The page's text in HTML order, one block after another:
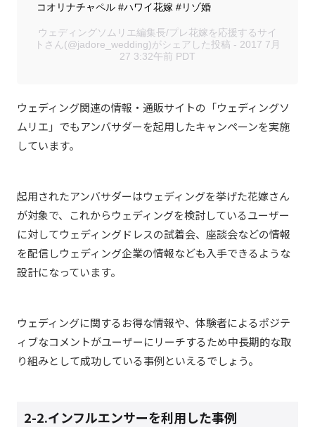
コオリナチャペル #ハワイ花嫁 #リゾ婚
ウェディングソムリエ編集長/プレ花嫁を応援するサイ
トさん(@jadore_wedding)がシェアした投稿 - 2017 7月
27 3:32午前 PDT
ウェディング関連の情報・通販サイトの「ウェディングソ
ムリエ」でもアンバサダーを起用したキャンペーンを実施
しています。
起用されたアンバサダーはウェディングを挙げた花嫁さん
が対象で、これからウェディングを検討しているユーザー
に対してウェディングドレスの試着会、座談会などの情報
を配信しウェディング企業の情報なども入手できるような
設計になっています。
ウェディングに関するお得な情報や、体験者によるポジテ
ィブなコメントがユーザーにリーチするため中長期的な取
り組みとして成功している事例といえるでしょう。
2-2.インフルエンサーを利用した事例